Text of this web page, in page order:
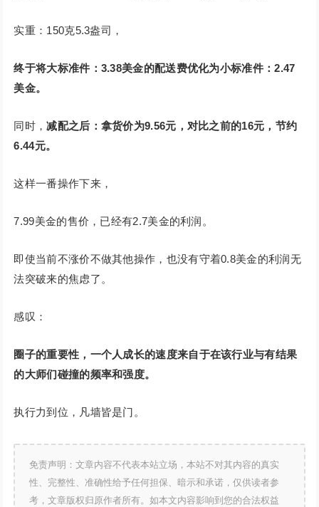
实重：150克5.3盎司，
终于将大标准件：3.38美金的配送费优化为小标准件：2.47
美金。
同时，减配之后：拿货价为9.56元，对比之前的16元，节约
6.44元。
这样一番操作下来，
7.99美金的售价，已经有2.7美金的利润。
即使当前不涨价不做其他操作，也没有守着0.8美金的利润无
法突破来的焦虑了。
感叹：
圈子的重要性，一个人成长的速度来自于在该行业与有结果
的大师们碰撞的频率和强度。
执行力到位，凡墙皆是门。
免责声明：文章内容不代表本站立场，本站不对其内容的真实
性、完整性、准确性给予任何担保、暗示和承诺，仅供读者参
考，文章版权归原作者所有。如本文内容影响到您的合法权益